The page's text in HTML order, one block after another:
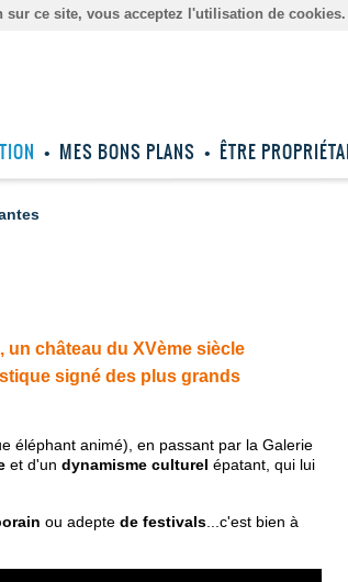
sur ce site, vous acceptez l'utilisation de cookies.
MES BONS PLANS ÊTRE
un château du XVème siècle
signé des plus grands
éléphant animé), en passant par la Galerie
et d'un dynamisme culturel épatant, qui lui
ou adepte de festivals ...c'est bien à